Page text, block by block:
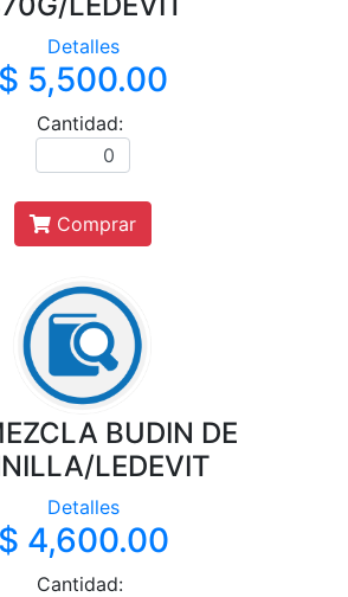
Detalles
$ 5,500.00
Cantidad:
Comprar
BUDIN DE
LEDEVIT
Detalles
$ 4,600.00
Cantidad: